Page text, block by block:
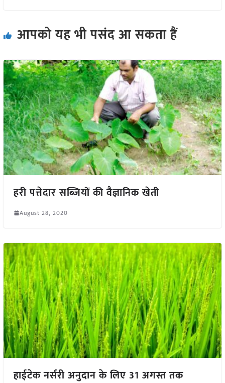
आपको यह भी पसंद आ सकता हैं
हरी पत्तेदार सब्जियों की वैज्ञानिक खेती
August 28, 2020
हाईटेक नर्सरी अनुदान के लिए 31 अगस्त तक